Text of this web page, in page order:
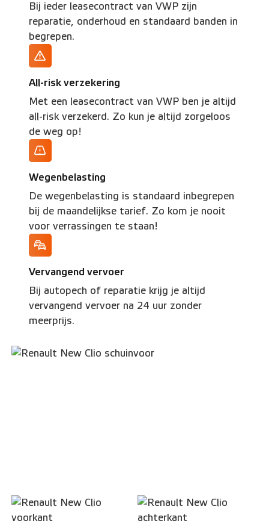
Bij ieder leasecontract van VWP zijn
reparatie, onderhoud en standaard banden in
begrepen.
All-risk verzekering
Met een leasecontract van VWP ben je altijd
all-risk verzekerd. Zo kun je altijd zorgeloos
de weg op!
Wegenbelasting
De wegenbelasting is standaard inbegrepen
bij de maandelijkse tarief. Zo kom je nooit
voor verrassingen te staan!
Vervangend vervoer
Bij autopech of reparatie krijg je altijd
vervangend vervoer na 24 uur zonder
meerprijs.